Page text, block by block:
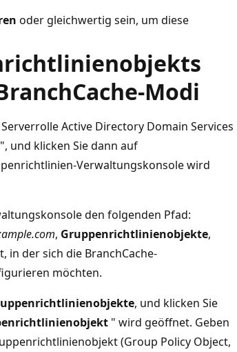
oder gleichwertig sein, um diese
Modi
Active Directory Domain Services
", und klicken Sie dann auf
Verwaltungskonsole wird
den folgenden Pfad:
, Gruppenrichtlinienobjekte,
in der sich die BranchCache-
möchten.
, und klicken Sie
" wird geöffnet. Geben
(Group Policy Object,